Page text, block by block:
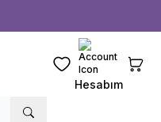
Favorilerim
Hesabım